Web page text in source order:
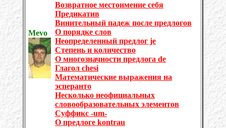
Mevo
Возвратное местоимение себя
Предикатив
Винительный падеж после предлогов
О порядке слов
Неопределенный предлог je
Степень и количество
О многозначности предлога de
Глагол chesi
Математические выражения на
эсперанто
Несколько неофициальных
словообразовательных элементов
Суффикс -um-
О предлоге kontrau